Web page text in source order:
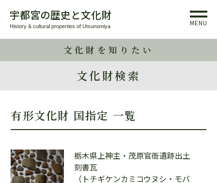
宇都宮の歴史と文化財
History & cultural properties of Utsunomiya MENU
文化財を知りたい
文化財検索
有形文化財 国指定 一覧
栃木県上神主・茂原官衙遺跡出土
刻書瓦
（トチギケンカミコウヌシ・モバ